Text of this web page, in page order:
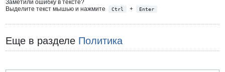
Заметили ошибку в тексте?
Выделите текст мышью и нажмите
Ctrl + Enter
Еще в разделе Политика